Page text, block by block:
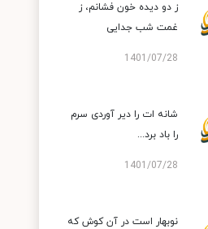
ز دو دیده خون فشانم، ز
غمت شب جدایی
1401/07/28
شانه ات را دیر آوردی سرم
را باد برد...
1401/07/28
نوبهار است در آن کوش که